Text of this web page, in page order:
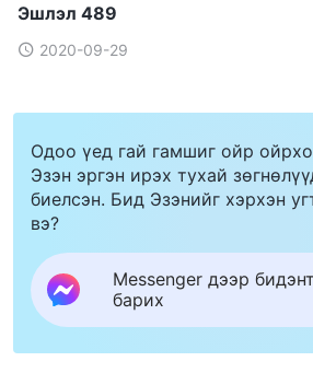
Эшлэл 489
2020-09-29
Одоо үед гай гамшиг ойр
Эзэн эргэн ирэх тухай
биелсэн. Бид Эзэнийг хэрхэн
вэ?
Messenger дээр
барих